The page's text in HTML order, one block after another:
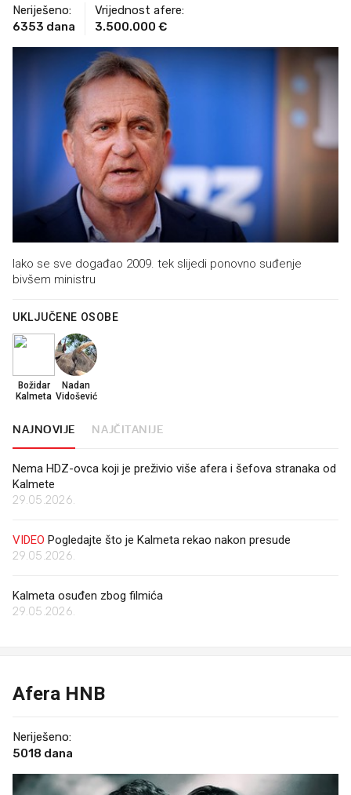
Neriješeno:
6353 dana
Vrijednost afere:
3.500.000 €
Iako se sve događao 2009. tek slijedi ponovno suđenje
bivšem ministru
UKLJUČENE OSOBE
Božidar
Kalmeta
Nadan
Vidošević
NAJNOVIJE NAJČITANIJE
Nema HDZ-ovca koji je preživio više afera i šefova stranaka od
Kalmete
29.05.2026.
VIDEO Pogledajte što je Kalmeta rekao nakon presude
29.05.2026.
Kalmeta osuđen zbog filmića
29.05.2026.
Afera HNB
Neriješeno:
5018 dana